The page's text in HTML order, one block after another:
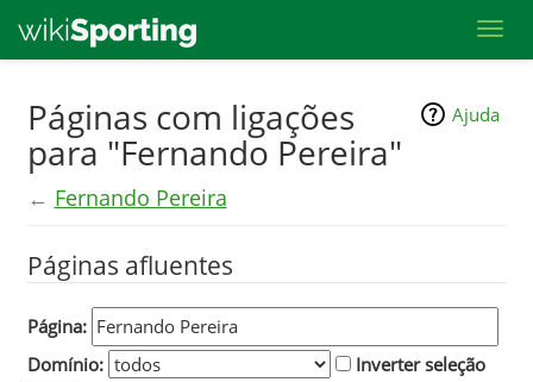
main
content
Ajuda
Páginas com ligações
para "Fernando Pereira"
← Fernando Pereira
Páginas afluentes
Página:
Domínio:
Inverter seleção